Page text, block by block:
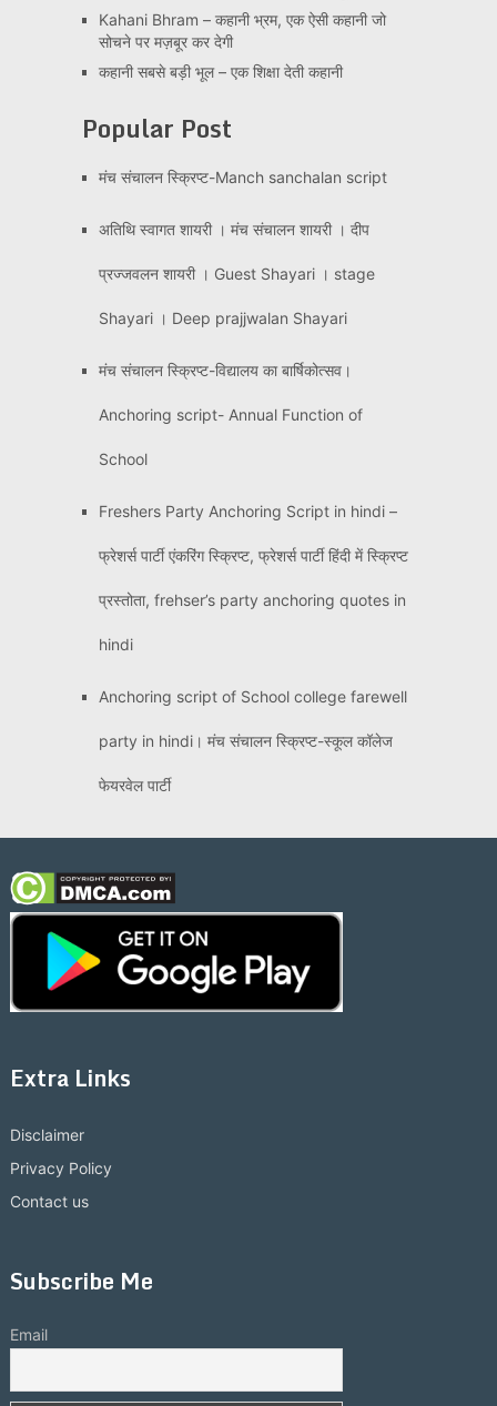
Kahani Bhram – कहानी भ्रम, एक ऐसी कहानी जो
सोचने पर मज़बूर कर देगी
कहानी सबसे बड़ी भूल – एक शिक्षा देती कहानी
Popular Post
मंच संचालन स्क्रिप्ट-Manch sanchalan script
अतिथि स्वागत शायरी । मंच संचालन शायरी । दीप
प्रज्जवलन शायरी । Guest Shayari । stage
Shayari । Deep prajjwalan Shayari
मंच संचालन स्क्रिप्ट-विद्यालय का बार्षिकोत्सव।
Anchoring script- Annual Function of
School
Freshers Party Anchoring Script in hindi –
फ्रेशर्स पार्टी एंकरिंग स्क्रिप्ट, फ्रेशर्स पार्टी हिंदी में स्क्रिप्ट
प्रस्तोता, frehser’s party anchoring quotes in
hindi
Anchoring script of School college farewell
party in hindi। मंच संचालन स्क्रिप्ट-स्कूल कॉलेज
फेयरवेल पार्टी
Extra Links
Disclaimer
Privacy Policy
Contact us
Subscribe Me
Email